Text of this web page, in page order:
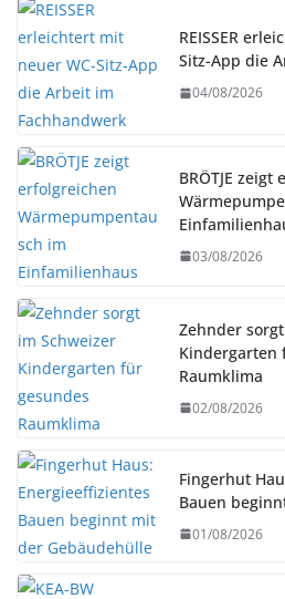
REISSER
Sitz-App die
04/08/2026
BRÖTJE
03/08/2026
Zehnder
Kindergarten
Raumklima
02/08/2026
Fingerhut
Bauen
01/08/2026